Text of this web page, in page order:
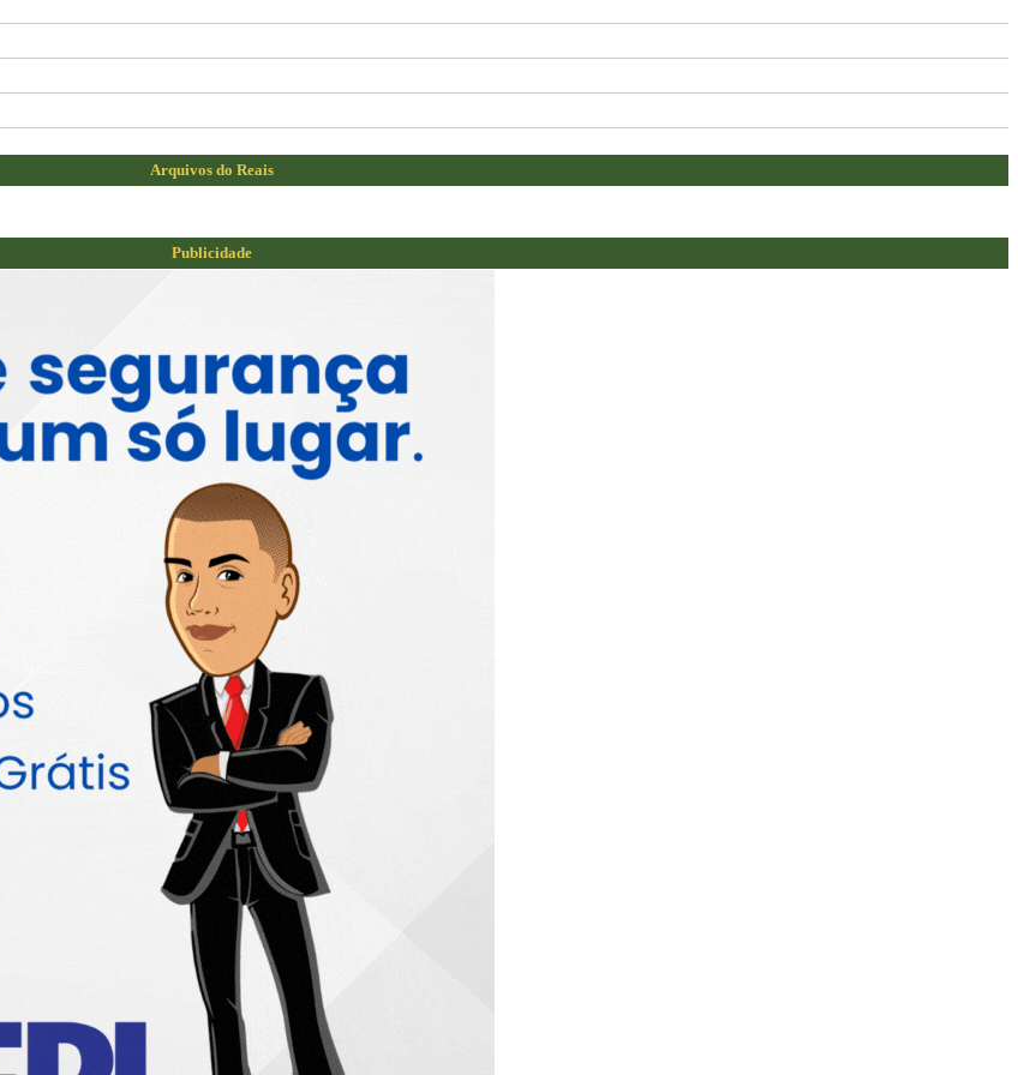
Arquivos do Reais
Publicidade